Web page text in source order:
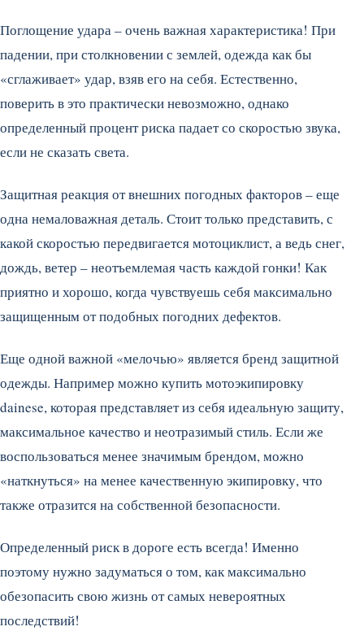
Поглощение удара – очень важная характеристика! При
падении, при столкновении с землей, одежда как бы
«сглаживает» удар, взяв его на себя. Естественно,
поверить в это практически невозможно, однако
определенный процент риска падает со скоростью звука,
если не сказать света.
Защитная реакция от внешних погодных факторов – еще
одна немаловажная деталь. Стоит только представить, с
какой скоростью передвигается мотоциклист, а ведь снег,
дождь, ветер – неотъемлемая часть каждой гонки! Как
приятно и хорошо, когда чувствуешь себя максимально
защищенным от подобных погодних дефектов.
Еще одной важной «мелочью» является бренд защитной
одежды. Например можно купить мотоэкипировку
dainese, которая представляет из себя идеальную защиту,
максимальное качество и неотразимый стиль. Если же
воспользоваться менее значимым брендом, можно
«наткнуться» на менее качественную экипировку, что
также отразится на собственной безопасности.
Определенный риск в дороге есть всегда! Именно
поэтому нужно задуматься о том, как максимально
обезопасить свою жизнь от самых невероятных
последствий!